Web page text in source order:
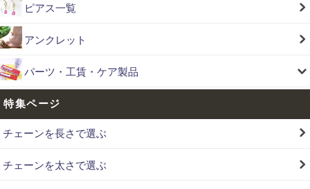
ピアス一覧
アンクレット
パーツ・工賃・ケア製品
特集ページ
チェーンを長さで選ぶ
チェーンを太さで選ぶ